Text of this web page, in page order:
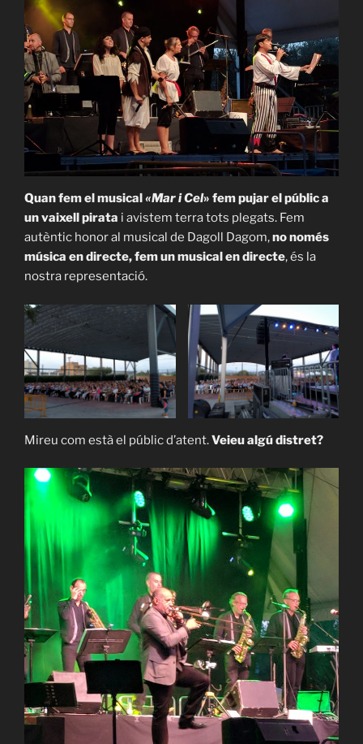
Quan fem el musical «Mar iCel» fem pujar el públic a
un vaixell pirata i avistem terra tots plegats. Fem
autèntic honor al musical de Dagoll Dagom,no només
música en directe, fem un musical en directe, és la
nostra representació.
Mireu com està el públic d’atent.Veieu algú distret?